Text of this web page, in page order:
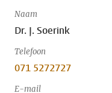
Naam
Dr. J. Soerink
Telefoon
071 5272727
E-mail